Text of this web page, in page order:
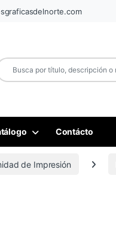
Contácto
de Impresión